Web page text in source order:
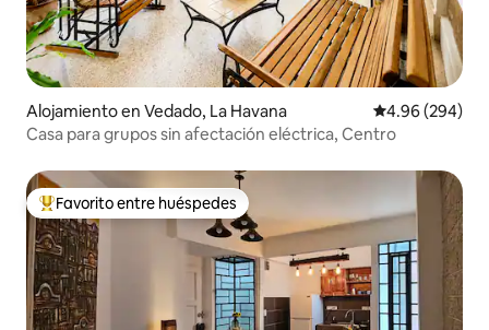
Alojamiento en Vedado, La Havana Calificación
4.96 (294)
Casa para grupos sin afectación eléctrica, Centro
Favorito entre huéspedes preferido
Favorito entre huéspedes